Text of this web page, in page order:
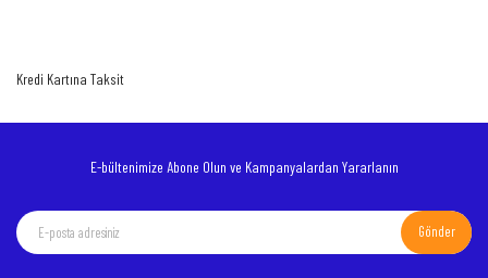
Kredi Kartına Taksit
E-bültenimize Abone Olun ve Kampanyalardan Yararlanın
Gönder